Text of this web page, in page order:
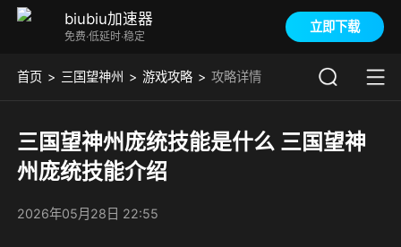
biubiu加速器
免费·低延时·稳定
立即下载
首页 三国望神州 游戏攻略 攻略详情
三国望神州庞统技能是什么 三国望神
州庞统技能介绍
2026年05月28日 22:55